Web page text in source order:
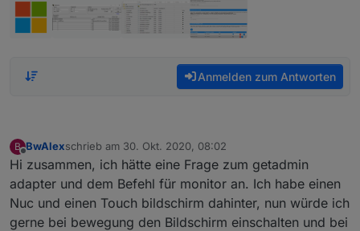
Anmelden zum Antworten
B
Offline
BwAlexschrieb am 30. Okt. 2020, 08:02
zuletzt editiert von
Hi zusammen, ich hätte eine Frage zum getadmin
adapter und dem Befehl für monitor an. Ich habe einen
Nuc und einen Touch bildschirm dahinter, nun würde ich
gerne bei bewegung den Bildschirm einschalten und bei